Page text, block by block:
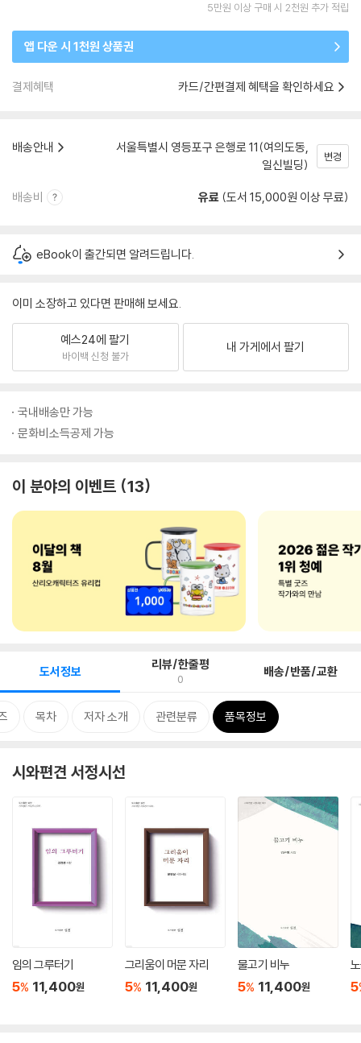
5만원 이상 구매 시 2천원 추가 적립
앱 다운 시 1천원 상품권
결제혜택 카드/간편결제 혜택을 확인하세요
배송안내
서울특별시 영등포구 은행로 11(여의도동,
일신빌딩)
변경
배송비 유료 (도서 15,000원 이상 무료)
eBook이 출간되면 알려드립니다.
이미 소장하고 있다면 판매해 보세요.
예스24에 팔기
바이백 신청 불가
내 가게에서 팔기
국내배송만 가능
문화비소득공제 가능
이 분야의 이벤트 13
도서정보 리뷰/한줄평
0 배송/반품/교환
목차 저자 소개 관련분류 품목정보
시와편견 서정시선
임의 그루터기
5% 11,400원
그리움이 머문 자리
5% 11,400원
물고기 비누
5% 11,400원 5